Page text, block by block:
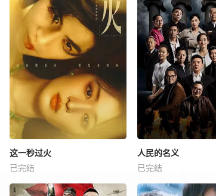
这一秒过火
已完结
人民的名义
已完结